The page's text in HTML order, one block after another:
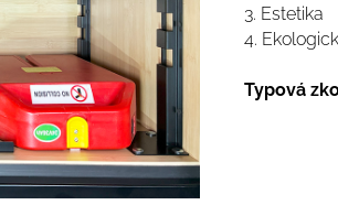
3. Estetika
4.
Typová